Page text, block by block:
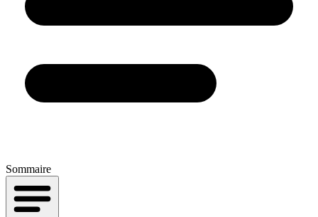
Sommaire